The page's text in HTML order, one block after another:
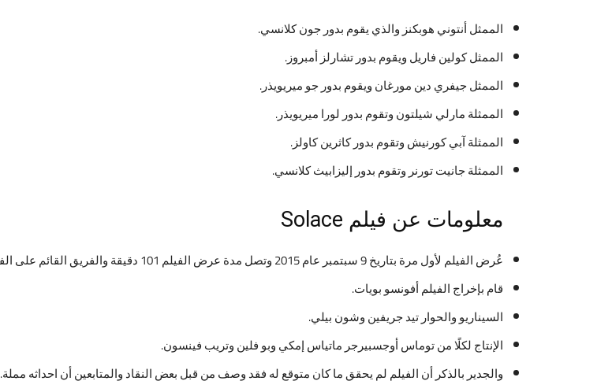
الممثل أنتوني هوبكنز والذي يقوم بدور جون كلانسي.
الممثل كولين فاريل ويقوم بدور تشارلز أمبروز.
الممثل جيفري دين مورغان ويقوم بدور جو ميريويذر.
الممثلة مارلي شيلتون وتقوم بدور لورا ميريويذر.
الممثلة آبي كورنيش وتقوم بدور كاثرين كاولز.
الممثلة جانيت تورنر وتقوم بدور إليزابيث كلانسي.
معلومات عن فيلم Solace
عُرض الفيلم لأول مرة بتاريخ 9 سبتمبر عام 2015 وتصل مدة عرض الفيلم 101 دقيقة والفريق القائم على الفيلم هم:
قام بإخراج الفيلم أفونسو بويات.
السيناريو والحوار تيد جريفين وشون بيلي.
الإنتاج لكلًا من توماس أوجسبيرجر ماتياس إمكي وبو فلين وتريب فينسون.
والجدير بالذكر أن الفيلم لم يحقق ما كان متوقع له فقد وصف من قبل بعض النقاد والمتابعين أن احداثه مملة.